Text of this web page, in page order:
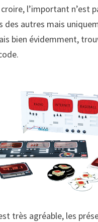
l’important n’est
des autres mais
bien évidemment,
très agréable, les